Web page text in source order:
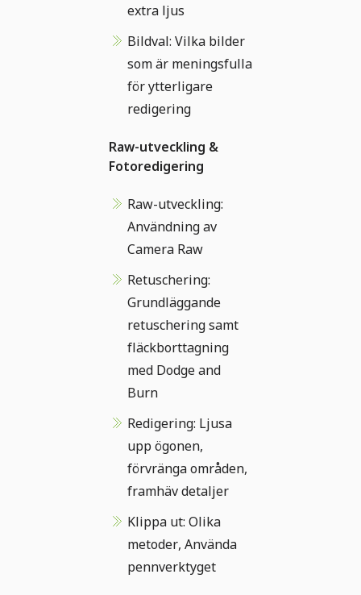
extra ljus
Bildval: Vilka bilder
som är meningsfulla
för ytterligare
redigering
Raw-utveckling &
Fotoredigering
Raw-utveckling:
Användning av
Camera Raw
Retuschering:
Grundläggande
retuschering samt
fläckborttagning
med Dodge and
Burn
Redigering: Ljusa
upp ögonen,
förvränga områden,
framhäv detaljer
Klippa ut: Olika
metoder, Använda
pennverktyget